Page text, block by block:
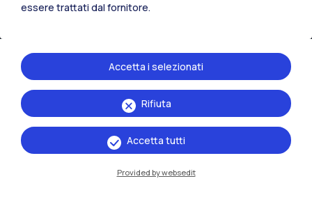
IT EN
Sedi
Milano Leonardo
essere trattati dal fornitore.
Rifiuta
Accetta i selezionati
Accetta tutti
Provided by websedit